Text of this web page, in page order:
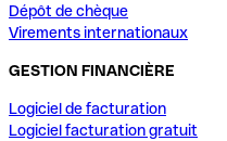
Dépôt de chèque
Virements internationaux
GESTION FINANCIÈRE
Logiciel de facturation
Logiciel facturation gratuit